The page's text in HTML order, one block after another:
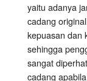
yaitu adanya
cadang
kepuasan dan
sehingga
sangat
cadang